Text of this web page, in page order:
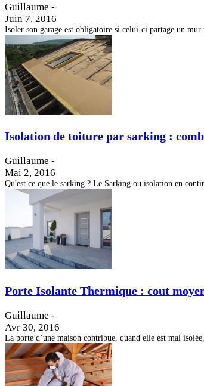
Guillaume -
Juin 7, 2016
Isoler son garage est obligatoire si celui-ci partage un mur
Isolation de toiture par sarking :
Guillaume -
Mai 2, 2016
Qu'est ce que le sarking ? Le Sarking ou isolation en
Porte Isolante Thermique : cout
Guillaume -
Avr 30, 2016
La porte d’une maison contribue, quand elle est mal